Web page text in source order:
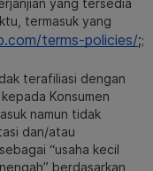
yang tersedia
termasuk yang
terms-policies/;;
terafiliasi dengan
Konsumen
namun tidak
dan/atau
“usaha kecil
berdasarkan